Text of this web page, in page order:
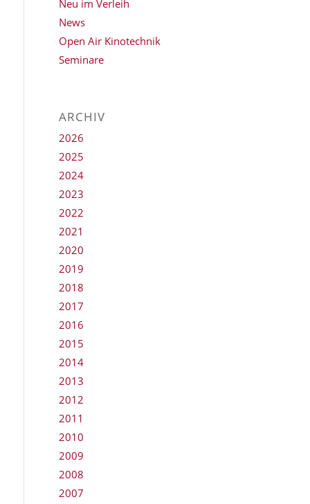
Neu im Verleih
News
Open Air Kinotechnik
Seminare
ARCHIV
2026
2025
2024
2023
2022
2021
2020
2019
2018
2017
2016
2015
2014
2013
2012
2011
2010
2009
2008
2007